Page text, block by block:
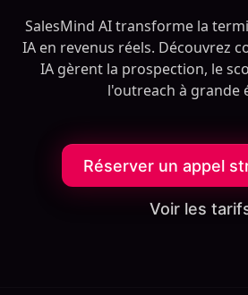
SalesMind AI transforme la
IA en revenus réels. Découvrez
IA gèrent la prospection, le
l'outreach à grande
Réserver un appel
Voir les